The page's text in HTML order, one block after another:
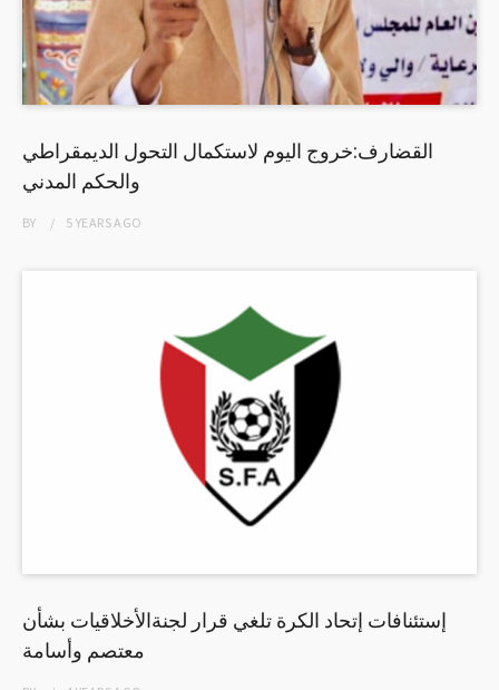
القضارف:خروج اليوم لاستكمال التحول الديمقراطي
والحكم المدني
BY 5 YEARSAGO
إستئنافات إتحاد الكرة تلغي قرار لجنةالأخلاقيات بشأن
معتصم وأسامة